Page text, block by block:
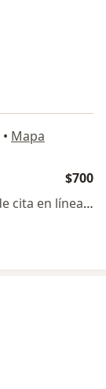
• Mapa
$700
Este especialista no ofrece reserva de cita en línea en esta dirección.